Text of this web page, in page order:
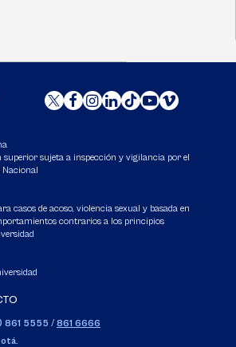
sujeta a inspección y vigilancia por el
Nacional
casos de acoso, violencia sexual y basada en
contrarios a los principios
861 5555 / 861 6666